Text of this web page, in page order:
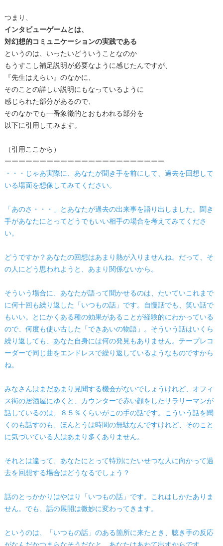
つまり、
インタビューゲームとは、
対幻想的コミュニケーションの実践である
というのは、いったいどういうことなのか
もうすこし補足説明が必要なように感じたんですが、
『先生はえらい』のなかに、
そのことの詳しい説明にもなっているように
感じられた部分があるので、
そのなかでも一番象徴的とおもわれる部分を
以下に引用してみます。
（引用ここから）
ーーーーーーーーーーーーーーーーーーーーーーー
・・・じゃあ実際に、あなたが聞き手を前にして、過去を回想して
いる場面を想像してみてください。
「あのさ・・・」とあなたが過去の出来事を語り出しました。聞き
手があなたにとってどうでもいい相手の場合を考えてみてくださ
い。
どうですか？あなたの回想はあまり熱が入りませんね。だって、そ
の人にどう思われようと、あまり関係ないから。
そういう場合に、あなたが語って聞かせるのは、たいていこれまで
に何十回も繰り返した「いつもの話」です。自慢話でも、笑い話で
もいい。とにかくある種の効果があることが経験的にわかっている
ので、何度も使い古した「できあいの物語」。そういう話はいくら
繰り返しても、あなた自身には何の発見もありません。テープレコ
ーダーで同じ曲をエンドレスで繰り返しているようなものですから
ね。
みなさんはまだあまり見聞する機会がないでしょうけれど、オフィ
ス街の居酒屋にゆくと、カウンターで赤い顔をしたサラリーマンが
話しているのは、８５％くらいがこの手の話です。こういう話を聞
くのも話すのも、ほんとうは時間の無駄なんですけれど、そのこと
に気づいている人はあまり多くありません。
それとは違って、あなたにとって特別にたいせつな人に向かって過
去を回想する場合はどうなるでしょう？
話のとっかかりはやはり「いつもの話」です。これはしかたありま
せん。でも、話の展開は微妙に変わってきます。
というのは、「いつもの話」のある箇所に来たとき、聴き手の反応